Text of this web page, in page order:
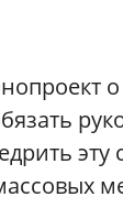
о
эту